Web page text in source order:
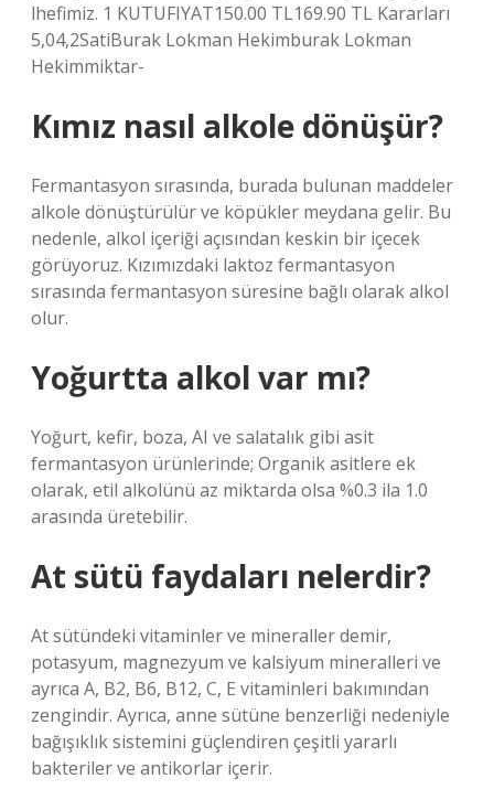
lhefimiz. 1 KUTUFIYAT150.00 TL169.90 TL Kararları
5,04,2SatiBurak Lokman Hekimburak Lokman
Hekimmiktar-
Kımız nasıl alkole dönüşür?
Fermantasyon sırasında, burada bulunan maddeler
alkole dönüştürülür ve köpükler meydana gelir. Bu
nedenle, alkol içeriği açısından keskin bir içecek
görüyoruz. Kızımızdaki laktoz fermantasyon
sırasında fermantasyon süresine bağlı olarak alkol
olur.
Yoğurtta alkol var mı?
Yoğurt, kefir, boza, AI ve salatalık gibi asit
fermantasyon ürünlerinde; Organik asitlere ek
olarak, etil alkolünü az miktarda olsa %0.3 ila 1.0
arasında üretebilir.
At sütü faydaları nelerdir?
At sütündeki vitaminler ve mineraller demir,
potasyum, magnezyum ve kalsiyum mineralleri ve
ayrıca A, B2, B6, B12, C, E vitaminleri bakımından
zengindir. Ayrıca, anne sütüne benzerliği nedeniyle
bağışıklık sistemini güçlendiren çeşitli yararlı
bakteriler ve antikorlar içerir.